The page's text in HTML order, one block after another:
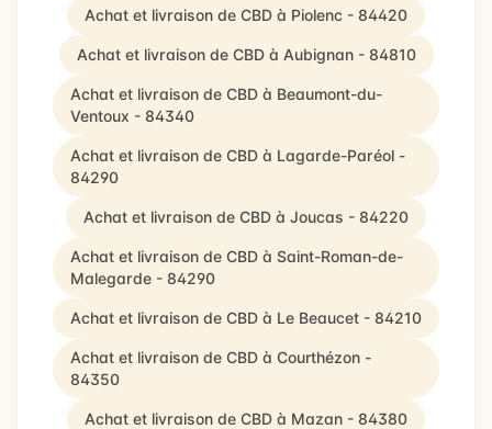
Achat et livraison de CBD à Piolenc - 84420
Achat et livraison de CBD à Aubignan - 84810
Achat et livraison de CBD à Beaumont-du-
Ventoux - 84340
Achat et livraison de CBD à Lagarde-Paréol -
84290
Achat et livraison de CBD à Joucas - 84220
Achat et livraison de CBD à Saint-Roman-de-
Malegarde - 84290
Achat et livraison de CBD à Le Beaucet - 84210
Achat et livraison de CBD à Courthézon -
84350
Achat et livraison de CBD à Mazan - 84380